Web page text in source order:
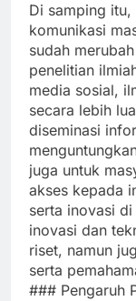
Di samping
komunikasi
sudah
penelitian
media sosial,
secara lebih
diseminasi
juga untuk
akses kepada
serta inovasi
inovasi dan
riset, namun
serta
### Pengaruh